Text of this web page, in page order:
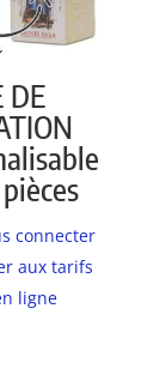
DE
connecter
aux tarifs
ligne